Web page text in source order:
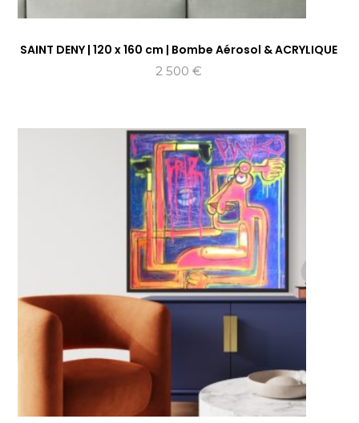
SAINT DENY | 120 x 160 cm | Bombe Aérosol & ACRYLIQUE
2 500€